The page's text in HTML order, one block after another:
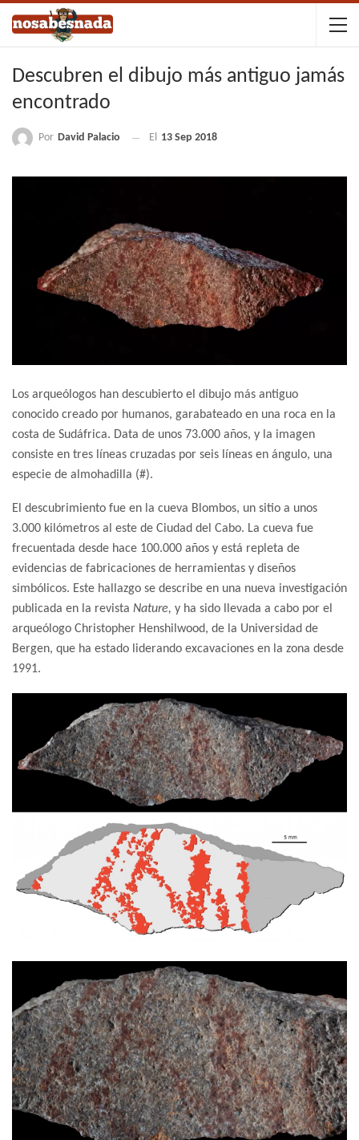
Descubren el dibujo más antiguo jamás
encontrado
Por David Palacio El 13 Sep 2018
Los arqueólogos han descubierto el dibujo más antiguo
conocido creado por humanos, garabateado en una roca en la
costa de Sudáfrica. Data de unos 73.000 años, y la imagen
consiste en tres líneas cruzadas por seis líneas en ángulo, una
especie de almohadilla (#).
El descubrimiento fue en la cueva Blombos, un sitio a unos
3.000 kilómetros al este de Ciudad del Cabo. La cueva fue
frecuentada desde hace 100.000 años y está repleta de
evidencias de fabricaciones de herramientas y diseños
simbólicos. Este hallazgo se describe en una nueva investigación
publicada en la revista Nature, y ha sido llevada a cabo por el
arqueólogo Christopher Henshilwood, de la Universidad de
Bergen, que ha estado liderando excavaciones en la zona desde
1991.